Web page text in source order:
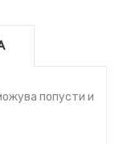
попусти и